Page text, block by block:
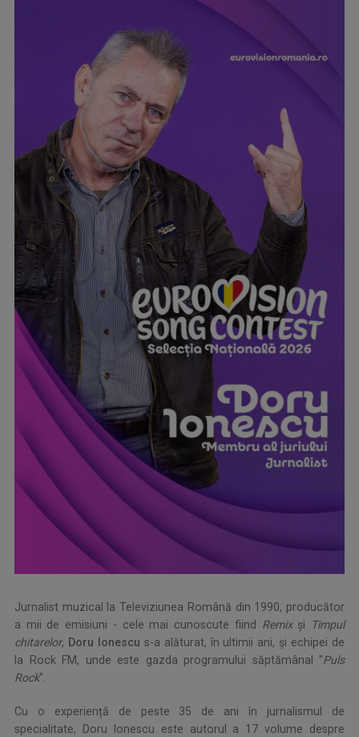
Jurnalist muzical la Televiziunea Română din 1990, producător
a mii de emisiuni - cele mai cunoscute fiind Remixși
Timpul
chitarelor, Doru Ionescu s-a alăturat, în ultimii ani, și echipei de
la Rock FM, unde este gazda programului săptămânal "Puls
Rock".
Cu o experiență de peste 35 de ani în jurnalismul de
specialitate, Doru Ionescu este autorul a 17 volume despre